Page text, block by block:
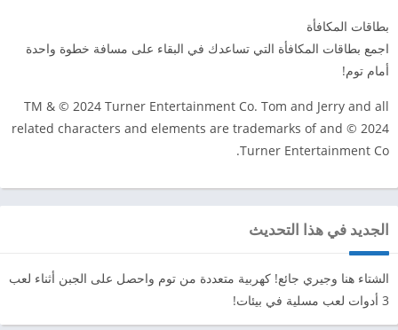
بطاقات المكافأة
اجمع بطاقات المكافأة التي تساعدك في البقاء على مسافة خطوة واحدة
أمام توم!
TM & © 2024 Turner Entertainment Co. Tom and Jerry and all
related characters and elements are trademarks of and © 2024
Turner Entertainment Co.
الجديد في هذا التحديث
الشتاء هنا وجيري جائع! كهربية متعددة من توم واحصل على الجبن أثناء لعب
3 أدوات لعب مسلية في بيئات!